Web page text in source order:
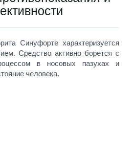
Синуфорте характеризуется
Средство активно борется с
в носовых пазухах и
человека.